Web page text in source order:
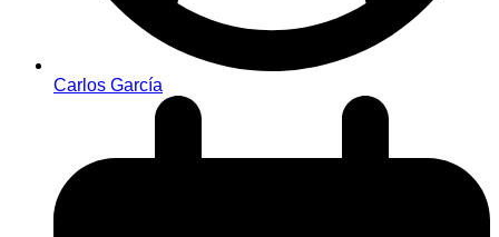
Carlos García